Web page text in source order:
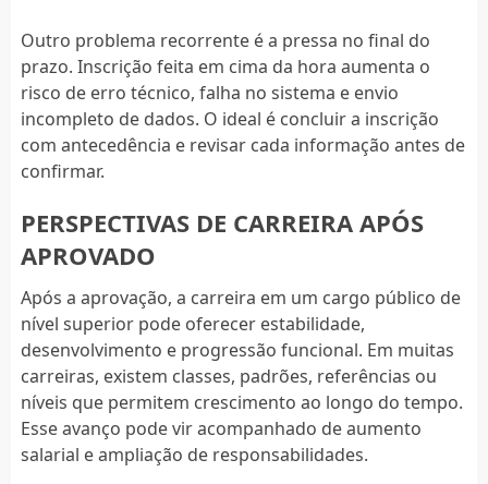
Outro problema recorrente é a pressa no final do
prazo. Inscrição feita em cima da hora aumenta o
risco de erro técnico, falha no sistema e envio
incompleto de dados. O ideal é concluir a inscrição
com antecedência e revisar cada informação antes de
confirmar.
PERSPECTIVAS DE CARREIRA APÓS
APROVADO
Após a aprovação, a carreira em um cargo público de
nível superior pode oferecer estabilidade,
desenvolvimento e progressão funcional. Em muitas
carreiras, existem classes, padrões, referências ou
níveis que permitem crescimento ao longo do tempo.
Esse avanço pode vir acompanhado de aumento
salarial e ampliação de responsabilidades.